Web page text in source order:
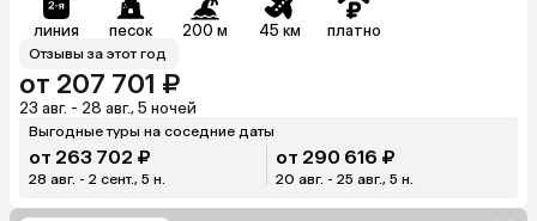
линия песок 200 м 45 км платно
Отзывы за этот год
от 207 701 ₽
23 авг. - 28 авг., 5 ночей
Выгодные туры на соседние даты
от 263 702 ₽
28 авг. - 2 сент., 5 н.
от 290 616 ₽
20 авг. - 25 авг., 5 н.